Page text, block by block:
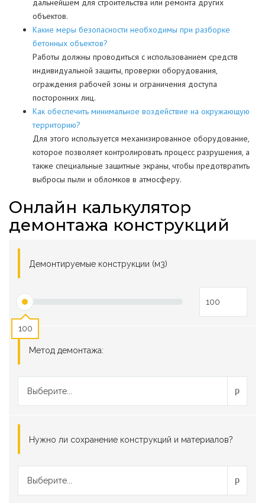
дальнейшем для строительства или ремонта других
объектов.
Какие меры безопасности необходимы при разборке
бетонных объектов?
Работы должны проводиться с использованием средств
индивидуальной защиты, проверки оборудования,
ограждения рабочей зоны и ограничения доступа
посторонних лиц.
Как обеспечить минимальное воздействие на окружающую
территорию?
Для этого используется механизированное оборудование,
которое позволяет контролировать процесс разрушения, а
также специальные защитные экраны, чтобы предотвратить
выбросы пыли и обломков в атмосферу.
Онлайн калькулятор
демонтажа конструкций
Демонтируемые конструкции (м3)
100
Метод демонтажа:
Выберите...
Нужно ли сохранение конструкций и материалов?
Выберите...